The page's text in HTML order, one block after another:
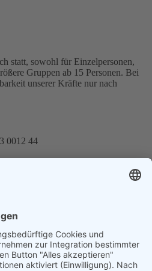
statt, sowohl für Einzelpersonen,
Gruppen ab 15 Personen. Bei
unserer Kräfte nur nach
0012 44
werden